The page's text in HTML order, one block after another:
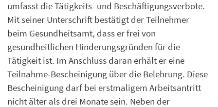
umfasst die Tätigkeits- und Beschäftigungsverbote.
Mit seiner Unterschrift bestätigt der Teilnehmer
beim Gesundheitsamt, dass er frei von
gesundheitlichen Hinderungsgründen für die
Tätigkeit ist. Im Anschluss daran erhält er eine
Teilnahme-Bescheinigung über die Belehrung. Diese
Bescheinigung darf bei erstmaligem Arbeitsantritt
nicht älter als drei Monate sein. Neben der